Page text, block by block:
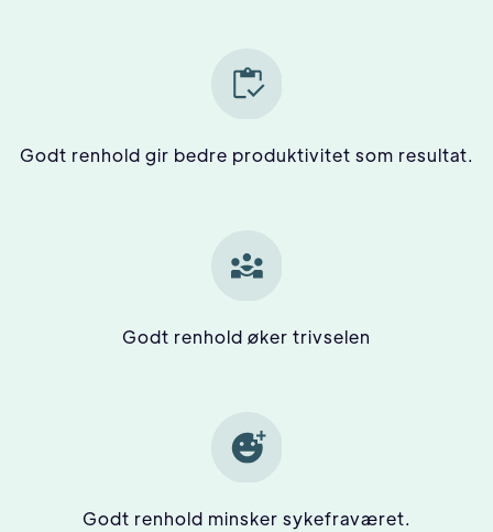
Godt renhold gir bedre produktivitet som resultat.
Godt renhold øker trivselen
Godt renhold minsker sykefraværet.